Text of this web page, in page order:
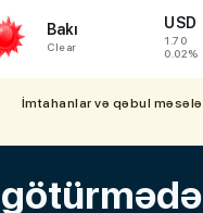
Bakı
Clear
USD
1.70
0.02%
İmtahanlar və qəbul